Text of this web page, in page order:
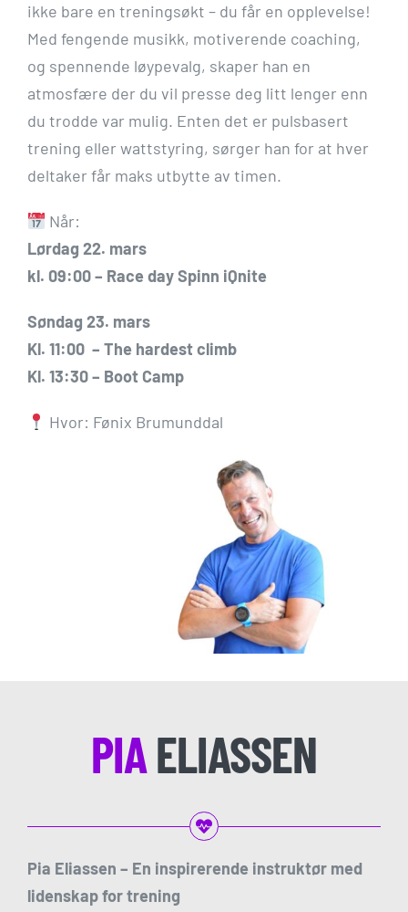
ikke bare en treningsøkt – du får en opplevelse!
Med fengende musikk, motiverende coaching,
og spennende løypevalg, skaper han en
atmosfære der du vil presse deg litt lenger enn
du trodde var mulig. Enten det er pulsbasert
trening eller wattstyring, sørger han for at hver
deltaker får maks utbytte av timen.
Når:
Lørdag 22. mars
kl. 09:00 – Race day Spinn iQnite
Søndag 23. mars
Kl. 11:00 – The hardest climb
Kl. 13:30 – Boot Camp
Hvor: Fønix Brumunddal
PIAELIASSEN
Pia Eliassen – En inspirerende instruktør med
lidenskap for trening